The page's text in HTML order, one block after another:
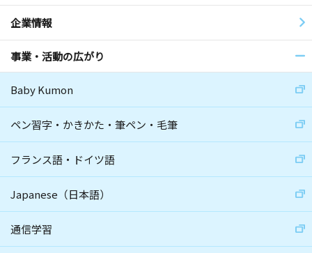
企業情報
事業・活動の広がり
Baby Kumon
ペン習字・かきかた・筆ペン・毛筆
フランス語・ドイツ語
Japanese（日本語）
通信学習